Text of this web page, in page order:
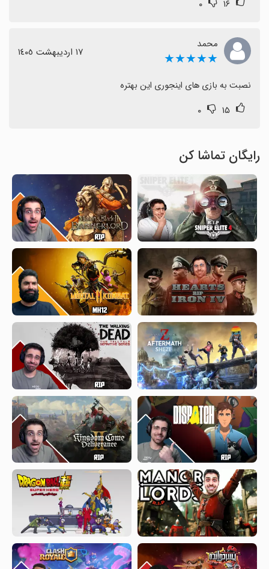
۱۶ ۰
محمد
★★★★★ ١٧ اردیبهشت ١٤٠٥
نصبت به بازی های اینجوری این بهتره
۱۵ ۰
رایگان تماشا کن